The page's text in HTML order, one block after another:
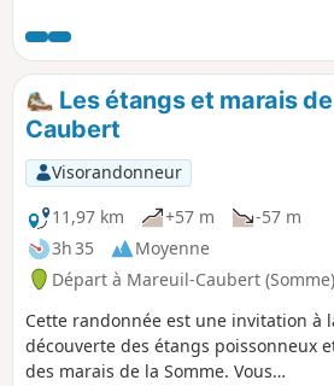
le début de la randonnée n'est pas
balisé, elle emprunte par la suite le
Chemin entre Verre et Mer, une voie
bitumée fréquentée aussi bien par les
piétons que par les vélos et qui est
fléchée. Lors de cette randonnée, vous
traverserez de jolis bourgs sillonnés de
canaux, vous emprunterez un
entre rivière et étangs, et vous aurez
l'occasion d'observer de nombreux
oiseaux familiers de ces zones
Cette balade est un aller simple, de
gare à gare, que vous pouvez
emprunter dans les deux sens.
Les étangs et marais
Caubert
Visorandonneur
11,97 km
+57 m
-57 m
3h 35
Moyenne
Départ à Mareuil-Caubert (Somme)
Cette randonnée est une invitation à
découverte des étangs poissonneux
des marais de la Somme. Vous